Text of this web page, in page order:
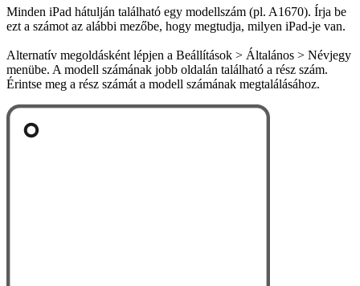
Minden iPad hátulján található egy modellszám (pl. A1670). Írja be
ezt a számot az alábbi mezőbe, hogy megtudja, milyen iPad-je van.
Alternatív megoldásként lépjen a Beállítások > Általános > Névjegy
menübe. A modell számának jobb oldalán található a rész szám.
Érintse meg a rész számát a modell számának megtalálásához.